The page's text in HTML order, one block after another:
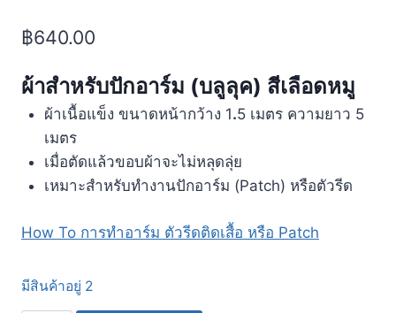
฿640.00
ผ้าสำหรับปักอาร์ม (บลูลุค) สีเลือดหมู
ผ้าเนื้อแข็ง ขนาดหน้ากว้าง 1.5 เมตร ความยาว 5
เมตร
เมื่อตัดแล้วขอบผ้าจะไม่หลุดลุ่ย
เหมาะสำหรับทำงานปักอาร์ม (Patch) หรือตัวรีด
How To การทำอาร์ม ตัวรีดติดเสื้อ หรือ Patch
มีสินค้าอยู่ 2